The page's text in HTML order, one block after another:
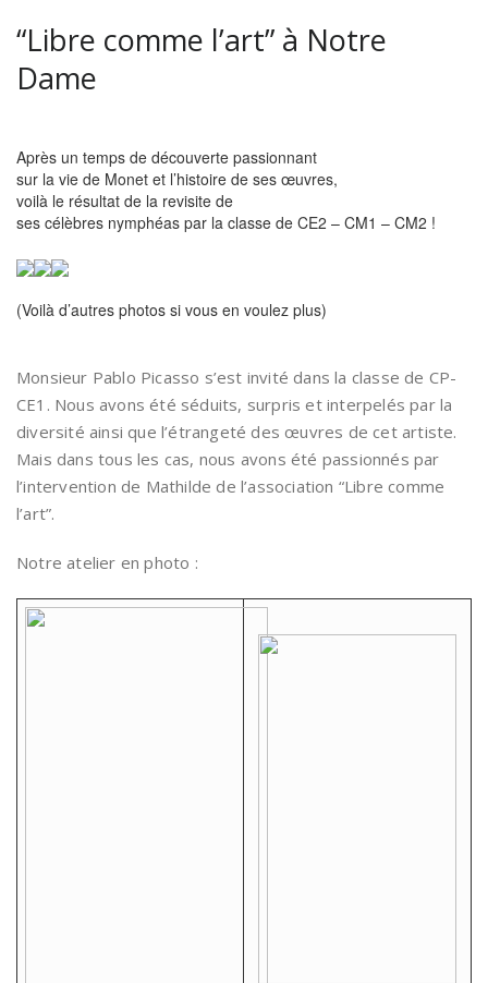
“Libre comme l’art” à Notre
Dame
Après un temps de découverte passionnant
sur la vie de Monet et l’histoire de ses œuvres,
voilà le résultat de la revisite de
ses célèbres nymphéas par la classe de CE2 – CM1 – CM2 !
(Voilà d’autres photos si vous en voulez plus)
Monsieur Pablo Picasso s’est invité dans la classe de CP-
CE1. Nous avons été séduits, surpris et interpelés par la
diversité ainsi que l’étrangeté des œuvres de cet artiste.
Mais dans tous les cas, nous avons été passionnés par
l’intervention de Mathilde de l’association “Libre comme
l’art”.
Notre atelier en photo :